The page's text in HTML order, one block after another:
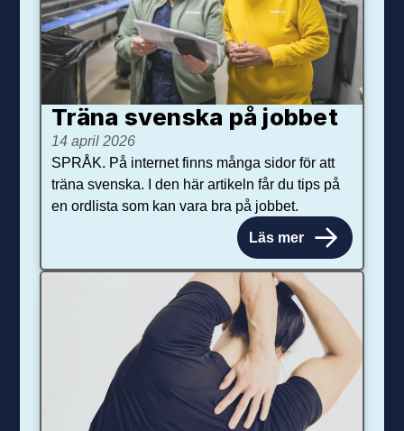
Träna svenska på jobbet
14 april 2026
SPRÅK. På internet finns många sidor för att
träna svenska. I den här artikeln får du tips på
en ordlista som kan vara bra på jobbet.
Läs mer